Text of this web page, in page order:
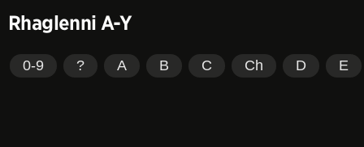
Rhaglenni A-Y
0-9 ? A B C Ch D E